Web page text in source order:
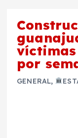
víctimas
por
GENERAL,